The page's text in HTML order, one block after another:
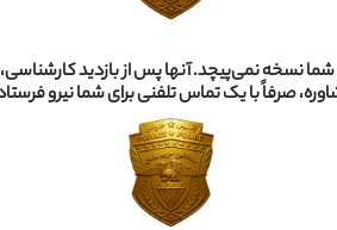
نسخه نمی‌پیچد. آنها پس از بازدید
صرفاً با یک تماس تلفنی برای شما نیرو